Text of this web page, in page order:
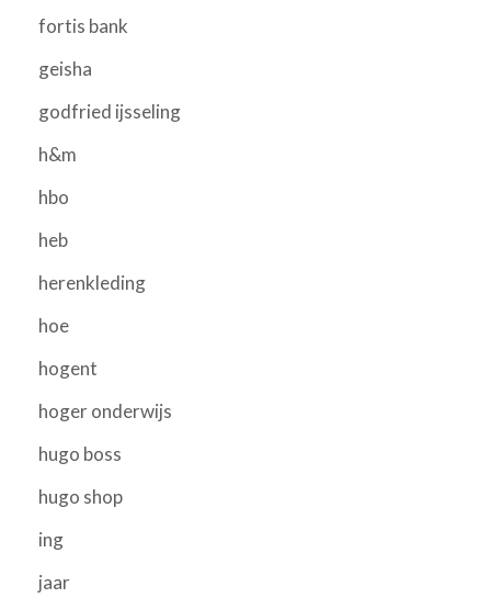
fortis bank
geisha
godfried ijsseling
h&m
hbo
heb
herenkleding
hoe
hogent
hoger onderwijs
hugo boss
hugo shop
ing
jaar